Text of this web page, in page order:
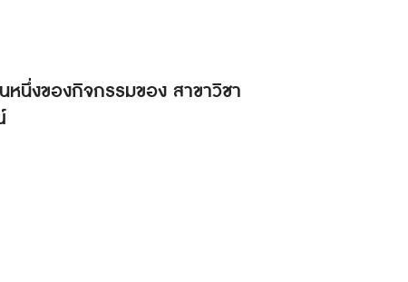
หนึ่งของกิจกรรมของ สาขาวิชา